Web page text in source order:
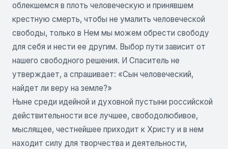
облекшемся в плоть человеческую и принявшем
крестную смерть, чтобы не умалить человеческой
свободы, только в Нем мы можем обрести свободу
для себя и нести ее другим. Выбор пути зависит от
нашего свободного решения. И Спаситель не
утверждает, а спрашивает: «Сын человеческий,
найдет ли веру на земле?»
Ныне среди идейной и духовной пустыни россий­ской
действительности все лучшее, свободолюбивое,
мыслящее, честнейшее приходит к Христу и в нем
находит силу для творчества и деятельности,